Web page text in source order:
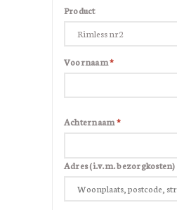
Product
Voornaam*
Achternaam*
Adres (i.v.m. bezorgkosten)